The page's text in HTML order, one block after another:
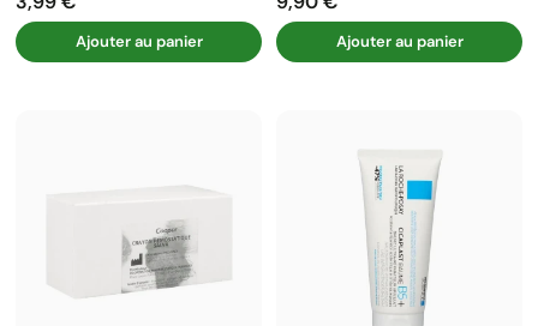
Ajouter au panier Ajouter au panier